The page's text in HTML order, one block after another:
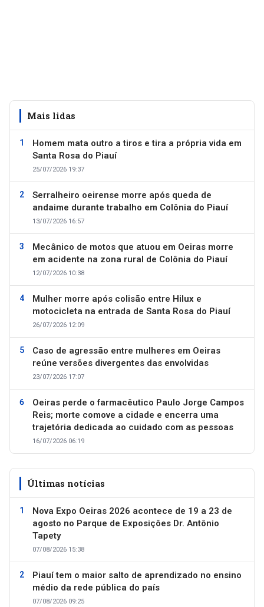
Mais lidas
Homem mata outro a tiros e tira a própria vida em
Santa Rosa do Piauí
25/07/2026 19:37
Serralheiro oeirense morre após queda de
andaime durante trabalho em Colônia do Piauí
13/07/2026 16:57
Mecânico de motos que atuou em Oeiras morre
em acidente na zona rural de Colônia do Piauí
12/07/2026 10:38
Mulher morre após colisão entre Hilux e
motocicleta na entrada de Santa Rosa do Piauí
26/07/2026 12:09
Caso de agressão entre mulheres em Oeiras
reúne versões divergentes das envolvidas
23/07/2026 17:07
Oeiras perde o farmacêutico Paulo Jorge Campos
Reis; morte comove a cidade e encerra uma
trajetória dedicada ao cuidado com as pessoas
16/07/2026 06:19
Últimas notícias
Nova Expo Oeiras 2026 acontece de 19 a 23 de
agosto no Parque de Exposições Dr. Antônio
Tapety
07/08/2026 15:38
Piauí tem o maior salto de aprendizado no ensino
médio da rede pública do país
07/08/2026 09:25